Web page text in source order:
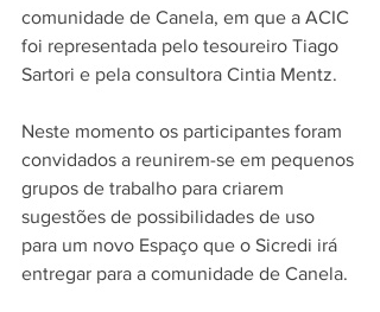
comunidade de Canela, em que a ACIC
foi representada pelo tesoureiro Tiago
Sartori e pela consultora Cintia Mentz.
Neste momento os participantes foram
convidados a reunirem-se em pequenos
grupos de trabalho para criarem
sugestões de possibilidades de uso
para um novo Espaço que o Sicredi irá
entregar para a comunidade de Canela.